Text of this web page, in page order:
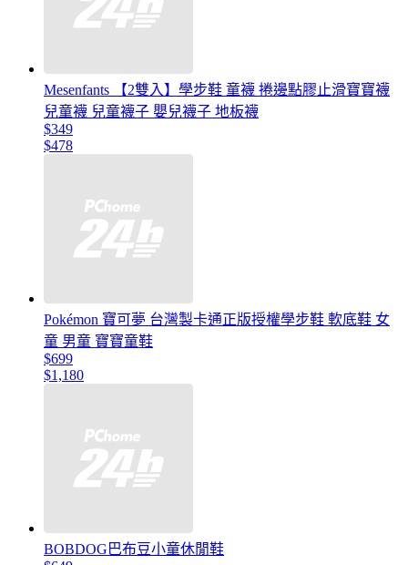
Mesenfants 【2雙入】學步鞋 童襪 捲邊點膠止滑寶寶襪
兒童襪 兒童襪子 嬰兒襪子 地板襪
$349
$478
Pokémon 寶可夢 台灣製卡通正版授權學步鞋 軟底鞋 女
童 男童 寶寶童鞋
$699
$1,180
BOBDOG巴布豆小童休閒鞋